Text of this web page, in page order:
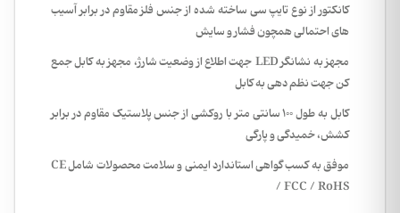
کانکتور از نوع تایپ سی ساخته شده از جنس فلز مقاوم در برابر آسیب
های احتمالی همچون فشار و سایش
مجهز به نشانگر LED جهت اطلاع از وضعیت شارژ، مجهز به کابل جمع
کن جهت نظم دهی به کابل
کابل به طول 100 سانتی متر با روکشی از جنس پلاستیک مقاوم در برابر
کشش، خمیدگی و پارگی
موفق به کسب گواهی استاندارد ایمنی و سلامت محصولات شامل CE
/ FCC / RoHS